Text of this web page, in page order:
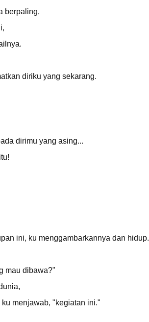
berpaling,
diriku yang sekarang.
dirimu yang asing...
ini, ku menggambarkannya dan hidup.
mau dibawa?"
menjawab, "kegiatan ini."